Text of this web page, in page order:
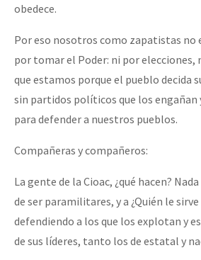
obedece.
Por eso nosotros como zapatistas no
por tomar el Poder: ni por elecciones,
que estamos porque el pueblo decida
sin partidos políticos que los engañan
para defender a nuestros pueblos.
Compañeras y compañeros:
La gente de la Cioac, ¿qué hacen?
de ser paramilitares, y a ¿Quién le
defendiendo a los que los explotan y
de sus líderes, tanto los de estatal y